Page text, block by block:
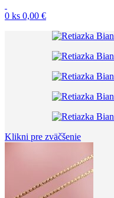
0 ks 0,00 €
Klikni pre zväčšenie